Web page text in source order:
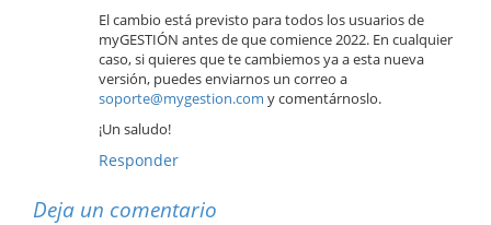
El cambio está previsto para todos los usuarios de
myGESTIÓN antes de que comience 2022. En cualquier
caso, si quieres que te cambiemos ya a esta nueva
versión, puedes enviarnos un correo a
soporte@mygestion.com y comentárnoslo.
¡Un saludo!
Responder
Deja un comentario